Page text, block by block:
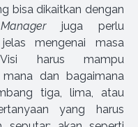
bisa dikaitkan dengan
Managerjuga perlu
mengenai masa
harus mampu
dan bagaimana
tiga, lima, atau
yang harus